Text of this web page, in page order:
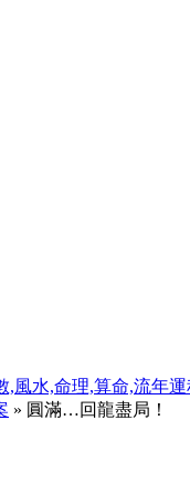
風水,命理,算命,流年
» 圓滿…回龍盡局！